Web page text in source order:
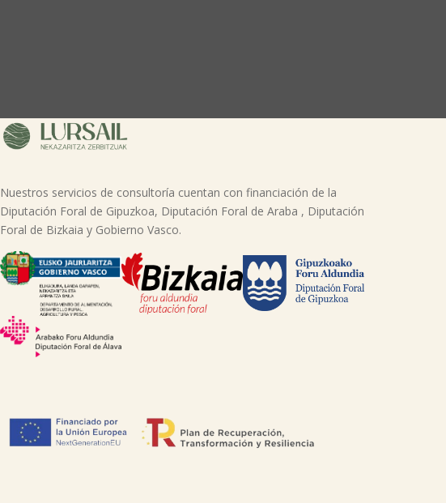
Nuestros servicios de consultoría cuentan con financiación de la
Diputación Foral de Gipuzkoa, Diputación Foral de Araba , Diputación
Foral de Bizkaia y Gobierno Vasco.